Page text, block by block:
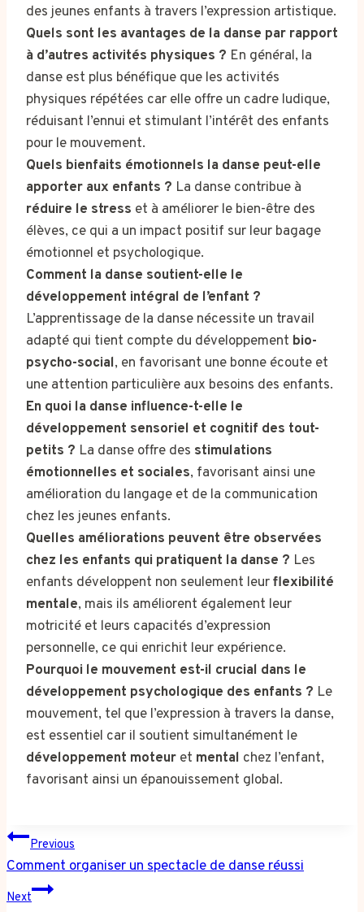
des jeunes enfants à travers l’expression artistique.
Quels sont les avantages de la danse par rapport
à d’autres activités physiques ? En général, la
danse est plus bénéfique que les activités
physiques répétées car elle offre un cadre ludique,
réduisant l’ennui et stimulant l’intérêt des enfants
pour le mouvement.
Quels bienfaits émotionnels la danse peut-elle
apporter aux enfants ? La danse contribue à
réduire le stress et à améliorer le bien-être des
élèves, ce qui a un impact positif sur leur bagage
émotionnel et psychologique.
Comment la danse soutient-elle le
développement intégral de l’enfant ?
L’apprentissage de la danse nécessite un travail
adapté qui tient compte du développement bio-
psycho-social, en favorisant une bonne écoute et
une attention particulière aux besoins des enfants.
En quoi la danse influence-t-elle le
développement sensoriel et cognitif des tout-
petits ? La danse offre des stimulations
émotionnelles et sociales, favorisant ainsi une
amélioration du langage et de la communication
chez les jeunes enfants.
Quelles améliorations peuvent être observées
chez les enfants qui pratiquent la danse ? Les
enfants développent non seulement leurflexibilité
mentale, mais ils améliorent également leur
motricité et leurs capacités d’expression
personnelle, ce qui enrichit leur expérience.
Pourquoi le mouvement est-il crucial dans le
développement psychologique des enfants ? Le
mouvement, tel que l’expression à travers la danse,
est essentiel car il soutient simultanément le
développement moteur et mental chez l’enfant,
favorisant ainsi un épanouissement global.
Post
navigation
Previous
Comment organiser un spectacle de danse réussi
Next